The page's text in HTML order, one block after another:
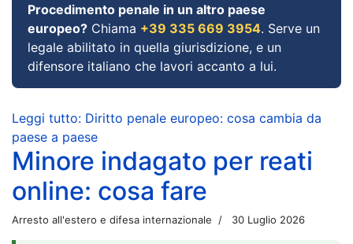
Procedimento penale in un altro paese
europeo? Chiama +39 335 669 3954. Serve un
legale abilitato in quella giurisdizione, e un
difensore italiano che lavori accanto a lui.
Leggi tutto: Diritto penale europeo: cosa cambia da
paese a paese
Minore indagato per reati
online: cosa fare
Arresto all'estero e difesa internazionale 30 Luglio 2026